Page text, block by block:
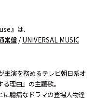
』は、
常盤/ UNIVERSAL MUSIC
演を務めるテレビ朝日系オ
理由』の主題歌。
臆病なドラマの登場人物達